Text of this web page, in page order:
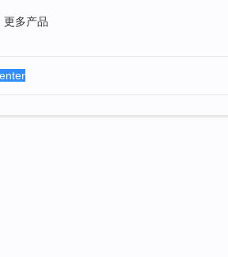
更多产品